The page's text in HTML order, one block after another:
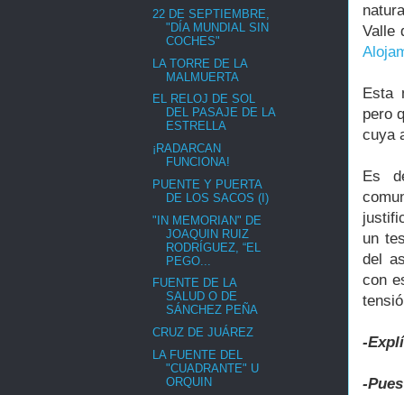
Valle
Esta
pero
cuya
Es
un
del
con
-
-
22 DE SEPTIEMBRE,
"DÍA MUNDIAL SIN
COCHES"
LA TORRE DE LA
MALMUERTA
EL RELOJ DE SOL
DEL PASAJE DE LA
ESTRELLA
¡RADARCAN
FUNCIONA!
PUENTE Y PUERTA
DE LOS SACOS (I)
"IN MEMORIAN" DE
JOAQUIN RUIZ
RODRÍGUEZ, “EL
PEGO...
FUENTE DE LA
SALUD O DE
SÁNCHEZ PEÑA
CRUZ DE JUÁREZ
LA FUENTE DEL
"CUADRANTE" U
ORQUIN